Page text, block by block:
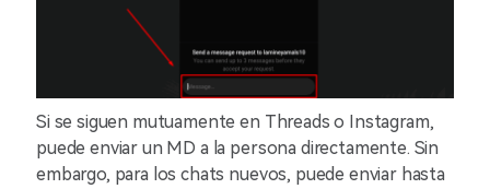
Si se siguen mutuamente en Threads o Instagram,
puede enviar un MD a la persona directamente. Sin
embargo, para los chats nuevos, puede enviar hasta